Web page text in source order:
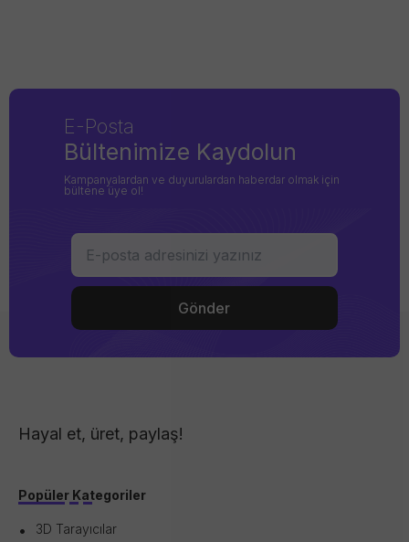
E-Posta
Bültenimize Kaydolun
Kampanyalardan ve duyurulardan haberdar olmak için
bültene üye ol!
Hayal et, üret, paylaş!
Popüler Kategoriler
3D Tarayıcılar